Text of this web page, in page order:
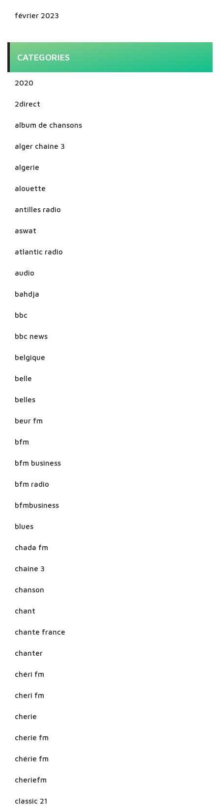
février 2023
CATEGORIES
2020
2direct
album de chansons
alger chaine 3
algerie
alouette
antilles radio
aswat
atlantic radio
audio
bahdja
bbc
bbc news
belgique
belle
belles
beur fm
bfm
bfm business
bfm radio
bfmbusiness
blues
chada fm
chaine 3
chanson
chant
chante france
chanter
chéri fm
cheri fm
cherie
cherie fm
chérie fm
cheriefm
classic 21